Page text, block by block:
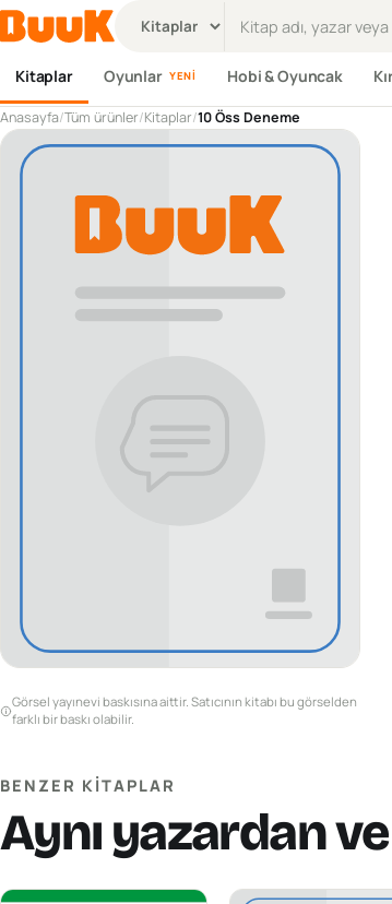
Kitaplar Oyunlar YENI Hobi & Oyuncak
Anasayfa/Tüm ürünler/Kitaplar/10 Öss Deneme
Görsel yayınevi baskısına aittir. Satıcının kitabı bu görselden
farklı bir baskı olabilir.
BENZER KITAPLAR
Aynı yazardan